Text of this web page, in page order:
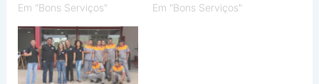
Em "Bons Serviços"
Em "Bons Serviços"